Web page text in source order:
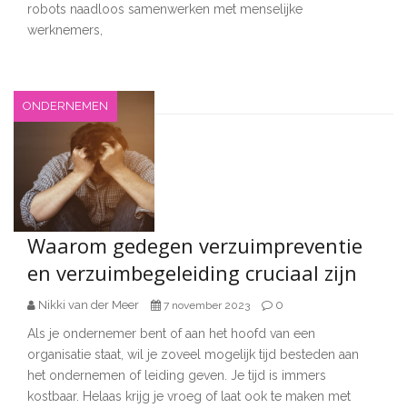
robots naadloos samenwerken met menselijke
werknemers,
ONDERNEMEN
Waarom gedegen verzuimpreventie
en verzuimbegeleiding cruciaal zijn
Nikki van der Meer 7 november 2023 0
Als je ondernemer bent of aan het hoofd van een
organisatie staat, wil je zoveel mogelijk tijd besteden aan
het ondernemen of leiding geven. Je tijd is immers
kostbaar. Helaas krijg je vroeg of laat ook te maken met